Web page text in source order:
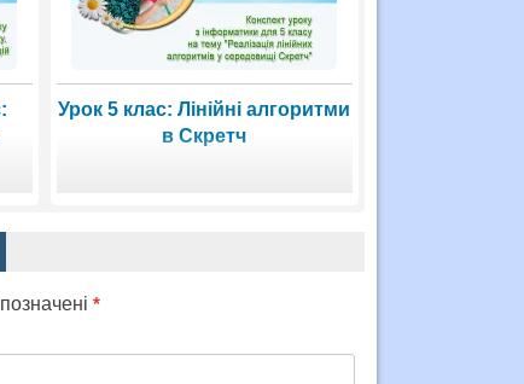
Урок 5 клас: Лінійні алгоритми
в Скретч
*